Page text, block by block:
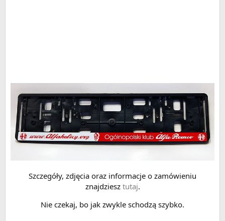
Szczegóły, zdjęcia oraz informacje o zamówieniu
znajdziesz tutaj.
Nie czekaj, bo jak zwykle schodzą szybko.